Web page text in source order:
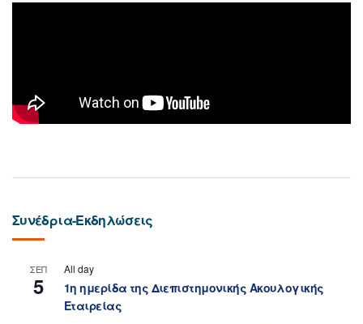
Συνέδρια-Εκδηλώσεις
ΣΕΠ
5
All day
1η ημερίδα της Διεπιστημονικής Ακουλογικής
Εταιρείας